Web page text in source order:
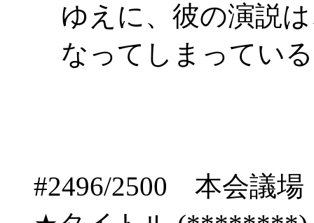
ゆえに、彼の演説
なってしまってい
#2496/2500 本会議